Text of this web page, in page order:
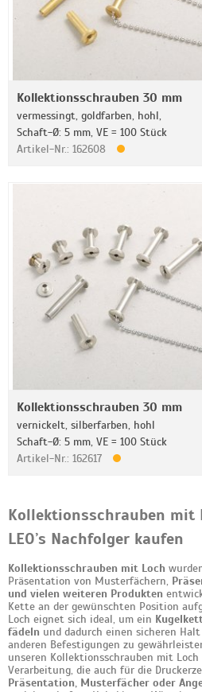
Kollektionsschrauben 30 mm
vermessingt, goldfarben, hohl,
Schaft-Ø: 5 mm, VE = 100 Stück
Artikel-Nr.: 162608
Kollektionsschrauben 30 mm
vernickelt, silberfarben, hohl
Schaft-Ø: 5 mm, VE = 100 Stück
Artikel-Nr.: 162617
Kollektionsschrauben mit
LEO’s Nachfolger kaufen
Kollektionsschrauben mit Loch
Präsentation von Musterfächern,
und vielen weiteren Produkten
Kette an der gewünschten Position
Loch eignet sich ideal, um ein
fädeln und dadurch einen sicheren
anderen Befestigungen zu
unseren Kollektionsschrauben mit
Verarbeitung, die auch für die
Präsentation, Musterfächer oder